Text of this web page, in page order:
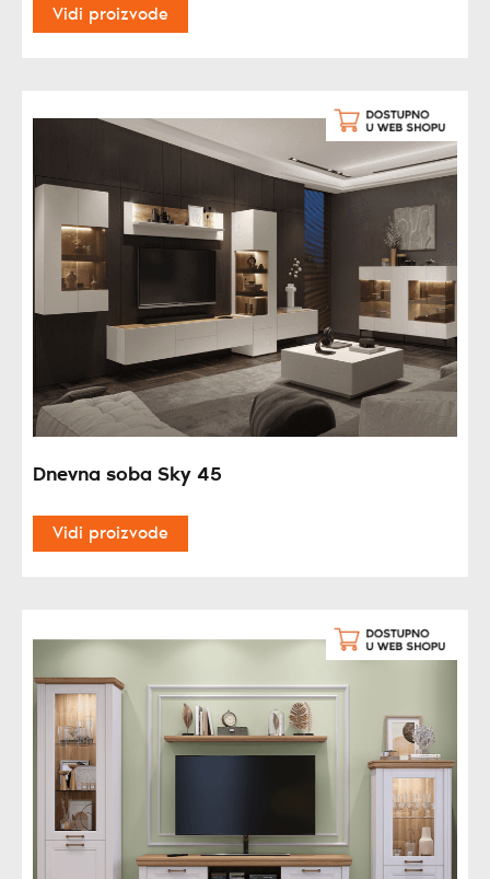
Vidi proizvode
Dnevna soba Sky 45
Vidi proizvode